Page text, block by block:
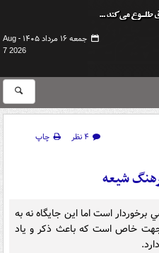
جمعه ۱۶ مرداد ۱۴۰۵ -
Aug
7 2026
۴ نظر
چاپ
شيعه
است اما اين جايگاه نه به
جهت خاص است که باعث ذکر و ياد